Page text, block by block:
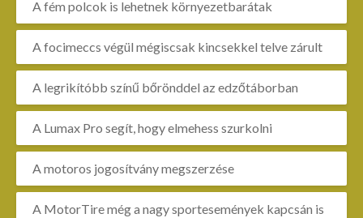
A fém polcok is lehetnek környezetbarátak
A focimeccs végül mégiscsak kincsekkel telve zárult
A legrikítóbb színű bőrönddel az edzőtáborban
A Lumax Pro segít, hogy elmehess szurkolni
A motoros jogosítvány megszerzése
A MotorTire még a nagy sportesemények kapcsán is